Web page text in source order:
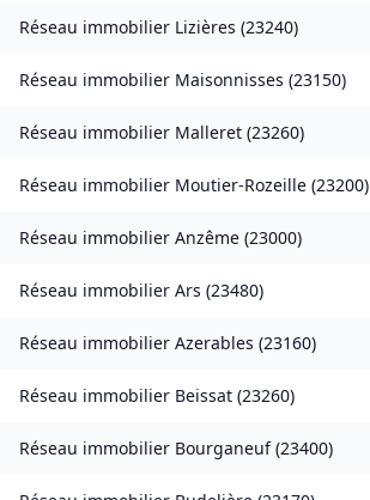
Réseau immobilier Lizières (23240)
Réseau immobilier Maisonnisses (23150)
Réseau immobilier Malleret (23260)
Réseau immobilier Moutier-Rozeille (23200)
Réseau immobilier Anzême (23000)
Réseau immobilier Ars (23480)
Réseau immobilier Azerables (23160)
Réseau immobilier Beissat (23260)
Réseau immobilier Bourganeuf(23400)